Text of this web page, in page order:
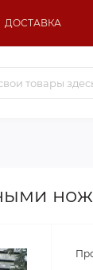
ДОСТАВКА